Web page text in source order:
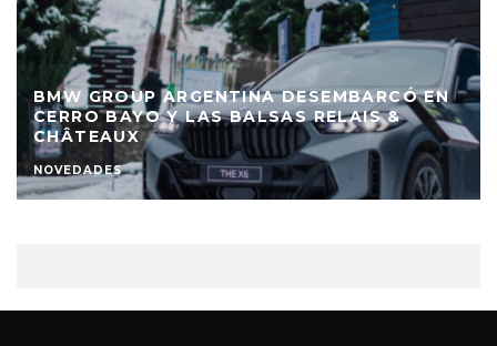
BMW GROUP ARGENTINA DESEMBARCÓ EN
CERRO BAYO Y LAS BALSAS RELAIS &
CHÂTEAUX
NOVEDADES